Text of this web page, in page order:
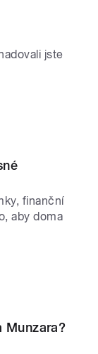
jste
finanční
aby doma
Munzara?